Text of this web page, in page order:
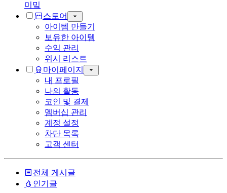
미밐
스토어
아이템 만들기
보유한 아이템
수익 관리
위시 리스트
마이페이지
내 프로필
나의 활동
코인 및 결제
멤버십 관리
계정 설정
차단 목록
고객 센터
전체 게시글
인기글